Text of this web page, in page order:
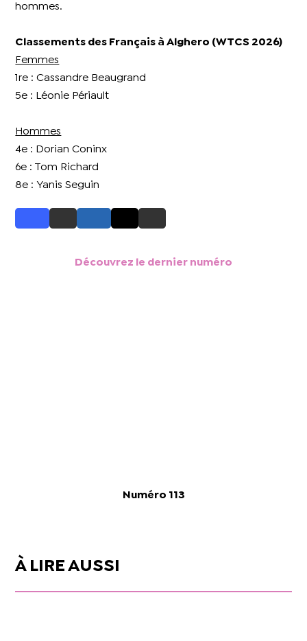
hommes.
Classements des Français à Alghero (WTCS 2026)
Femmes
1re : Cassandre Beaugrand
5e : Léonie Périault
Hommes
4e : Dorian Coninx
6e : Tom Richard
8e : Yanis Seguin
Découvrez le dernier numéro
Numéro 113
À LIRE AUSSI